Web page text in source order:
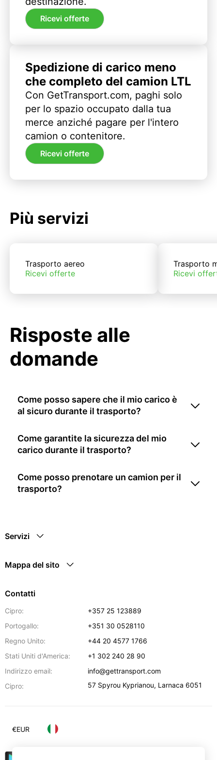
Ricevi offerte
Spedizione di carico meno
che completo del camion LTL
Con GetTransport.com, paghi solo
per lo spazio occupato dalla tua
merce anziché pagare per l'intero
camion o contenitore.
Ricevi offerte
Più servizi
Trasporto aereo
Ricevi offerte
Trasporto
Ricevi
Risposte alle
domande
Come posso sapere che il mio carico è
al sicuro durante il trasporto?
Come garantite la sicurezza del mio
carico durante il trasporto?
Come posso prenotare un camion per il
trasporto?
Servizi
Mappa del sito
Contatti
Cipro:
+357 25 123889
Portogallo:
+351 30 0528110
Regno Unito:
+44 20 4577 1766
Stati Uniti d'America:
+1 302 240 28 90
Indirizzo email:
info@gettransport.com
Cipro:
57 Spyrou Kyprianou, Larnaca 6051
€EUR